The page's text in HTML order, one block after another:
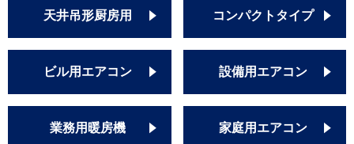
天井吊形厨房用 コンパクトタイプ
ビル用エアコン 設備用エアコン
業務用暖房機 家庭用エアコン